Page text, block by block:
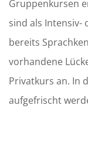
Gruppenkursen
sind als Intensiv-
bereits
vorhandene
Privatkurs an. In
aufgefrischt